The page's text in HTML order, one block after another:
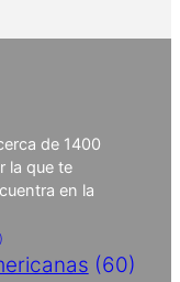
de 1400
la que te
en la
(60)